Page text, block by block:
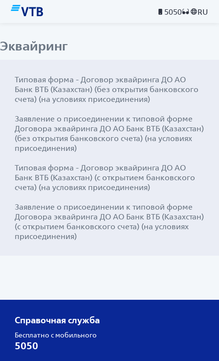
5050 RU
Эквайринг
Типовая форма - Договор эквайринга ДО АО
Банк ВТБ (Казахстан) (без открытия банковского
счета) (на условиях присоединения)
Заявление о присоединении к типовой форме
Договора эквайринга ДО АО Банк ВТБ (Казахстан)
(без открытия банковского счета) (на условиях
присоединения)
Типовая форма - Договор эквайринга ДО АО
Банк ВТБ (Казахстан) (с открытием банковского
счета) (на условиях присоединения)
Заявление о присоединении к типовой форме
Договора эквайринга ДО АО Банк ВТБ (Казахстан)
(с открытием банковского счета) (на условиях
присоединения)
Справочная служба
Бесплатно с мобильного
5050